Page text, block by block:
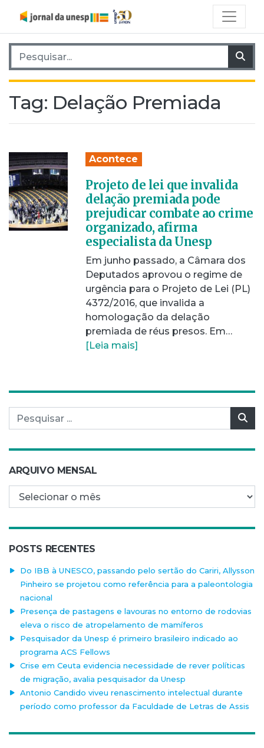
Pesquisar por:
Tag: Delação Premiada
Acontece
Projeto de lei que invalida
delação premiada pode
prejudicar combate ao crime
organizado, afirma
especialista da Unesp
Em junho passado, a Câmara dos
Deputados aprovou o regime de
urgência para o Projeto de Lei (PL)
4372/2016, que invalida a
homologação da delação
premiada de réus presos. Em…
[Leia mais]
Pesquisar por:
ARQUIVO MENSAL
Arquivo mensal
POSTS RECENTES
Do IBB à UNESCO, passando pelo sertão do Cariri, Allysson
Pinheiro se projetou como referência para a paleontologia
nacional
Presença de pastagens e lavouras no entorno de rodovias
eleva o risco de atropelamento de mamíferos
Pesquisador da Unesp é primeiro brasileiro indicado ao
programa ACS Fellows
Crise em Ceuta evidencia necessidade de rever políticas
de migração, avalia pesquisador da Unesp
Antonio Candido viveu renascimento intelectual durante
período como professor da Faculdade de Letras de Assis